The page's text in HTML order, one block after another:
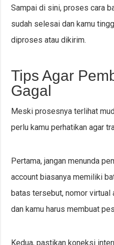
Sampai di sini, proses cara
sudah selesai dan kamu
diproses atau dikirim.
Tips Agar
Gagal
Meski prosesnya terlihat
perlu kamu perhatikan agar
Pertama, jangan menunda
account biasanya memiliki
batas tersebut, nomor virtual
dan kamu harus membuat
Kedua, pastikan koneksi